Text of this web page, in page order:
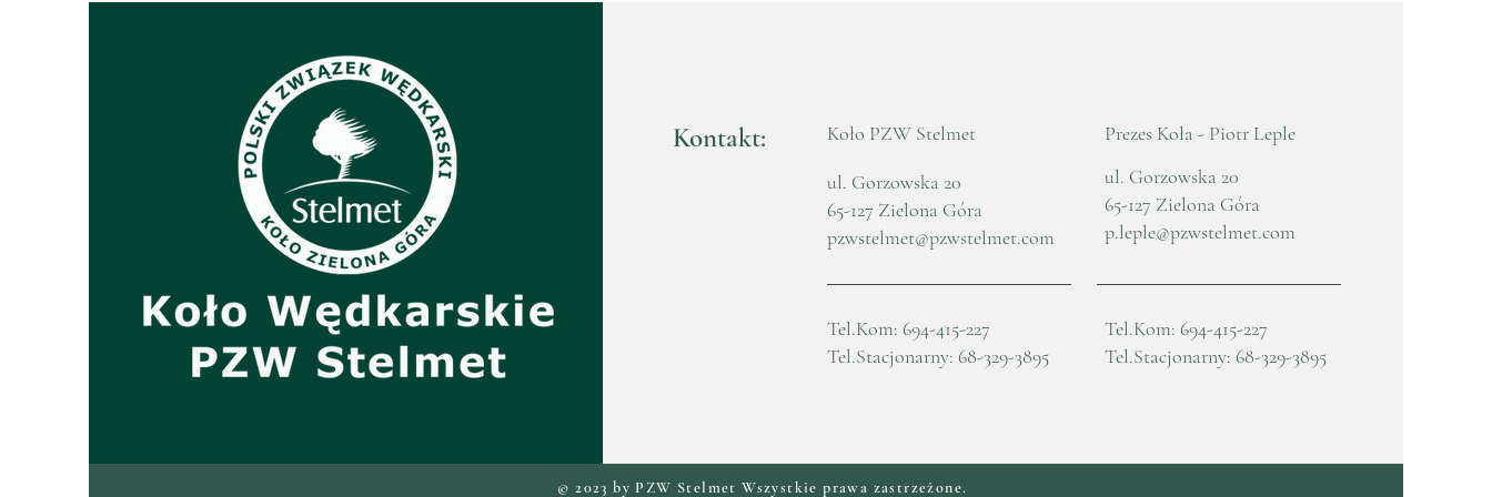
Kontakt:
Koło PZW Stelmet
ul. Gorzowska 20
65-127 Zielona Góra
pzwstelmet@pzwstelmet.com
Tel.Kom: 694-415-227
Tel.Stacjonarny: 68-329-3895
Prezes Koła - Piotr Leple
ul. Gorzowska 20
65-127 Zielona Góra
p.leple@pzwstelmet.com
Tel.Kom: 694-415-227
Tel.Stacjonarny: 68-329-3895
© 2023 by PZW Stelmet Wszystkie prawa zastrzeżone.